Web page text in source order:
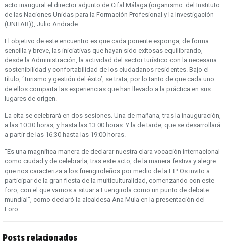
acto inaugural el director adjunto de Cifal Málaga (organismo del Instituto
de las Naciones Unidas para la Formación Profesional y la Investigación
(UNITAR)), Julio Andrade.
El objetivo de este encuentro es que cada ponente exponga, de forma
sencilla y breve, las iniciativas que hayan sido exitosas equilibrando,
desde la Administración, la actividad del sector turístico con la necesaria
sostenibilidad y confortabilidad de los ciudadanos residentes. Bajo el
título, ‘Turismo y gestión del éxito’, se trata, por lo tanto de que cada uno
de ellos comparta las experiencias que han llevado a la práctica en sus
lugares de origen.
La cita se celebrará en dos sesiones. Una de mañana, tras la inauguración,
a las 10:30 horas, y hasta las 13:00 horas. Y la de tarde, que se desarrollará
a partir de las 16:30 hasta las 19:00 horas.
“Es una magnífica manera de declarar nuestra clara vocación internacional
como ciudad y de celebrarla, tras este acto, de la manera festiva y alegre
que nos caracteriza a los fuengiroleños por medio de la FIP. Os invito a
participar de la gran fiesta de la multiculturalidad, comenzando con este
foro, con el que vamos a situar a Fuengirola como un punto de debate
mundial”, como declaró la alcaldesa Ana Mula en la presentación del
Foro.
Posts relacionados